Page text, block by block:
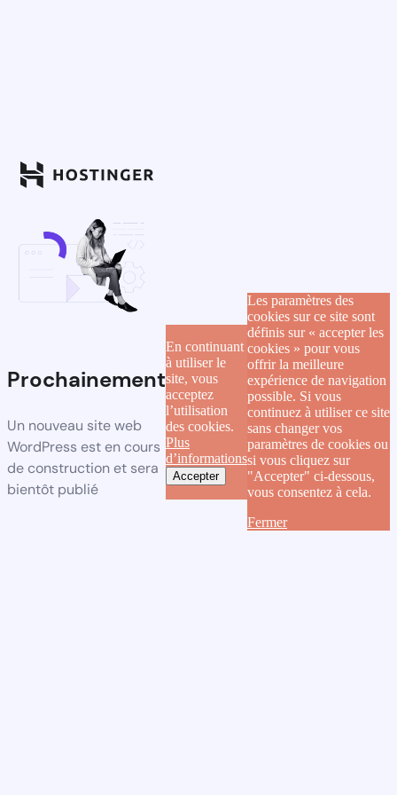
Prochainement
Un nouveau site web
WordPress est en cours
de construction et sera
bientôt publié
En continuant
à utiliser le
site, vous
acceptez
l’utilisation
des cookies.
Plus
d’informations
Accepter
Les paramètres des
cookies sur ce site sont
définis sur « accepter les
cookies » pour vous
offrir la meilleure
expérience de navigation
possible. Si vous
continuez à utiliser ce site
sans changer vos
paramètres de cookies ou
si vous cliquez sur
"Accepter" ci-dessous,
vous consentez à cela.
Fermer